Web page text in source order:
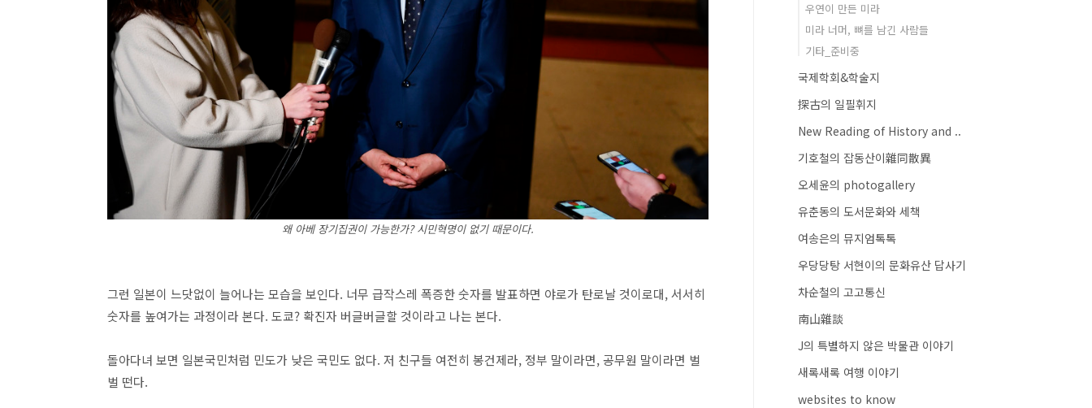
왜 아베 장기집권이 가능한가? 시민혁명이 없기 때문이다.
그런 일본이 느닷없이 늘어나는 모습을 보인다. 너무 급작스레 폭증한 숫자를 발표하면 야로가 탄로날 것이로대, 서서히
숫자를 높여가는 과정이라 본다. 도쿄? 확진자 버글버글할 것이라고 나는 본다.
돌아다녀 보면 일본국민처럼 민도가 낮은 국민도 없다. 저 친구들 여전히 봉건제라, 정부 말이라면, 공무원 말이라면 벌
벌 떤다.
우연이 만든 미라
미라 너머, 뼈를 남긴 사람들
기타_준비중
국제학회&학술지
探古의 일필휘지
New Reading of History and ..
기호철의 잡동산이雜同散異
오세윤의 photogallery
유춘동의 도서문화와 세책
여송은의 뮤지엄톡톡
우당당탕 서현이의 문화유산 답사기
차순철의 고고통신
南山雜談
J의 특별하지 않은 박물관 이야기
새록새록 여행 이야기
websites to know